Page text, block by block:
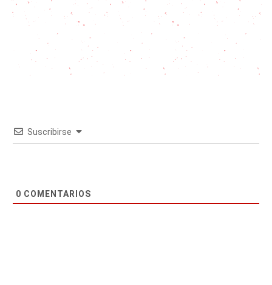
Suscribirse
0 COMENTARIOS